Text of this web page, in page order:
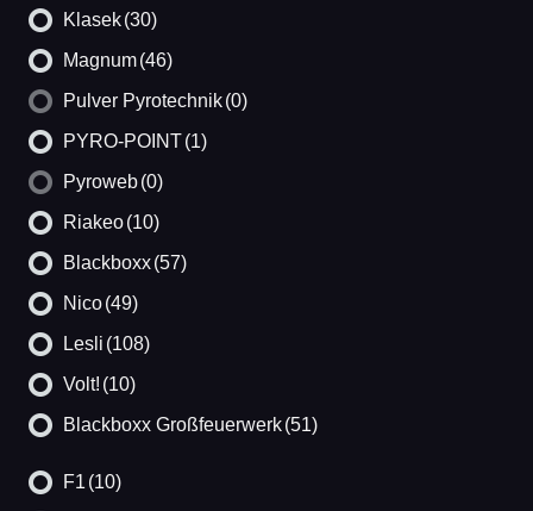
Klasek(30)
Magnum(46)
Pulver Pyrotechnik(0)
PYRO-POINT (1)
Pyroweb(0)
Riakeo(10)
Blackboxx(57)
Nico(49)
Lesli (108)
Volt! (10)
Blackboxx Großfeuerwerk(51)
F1(10)